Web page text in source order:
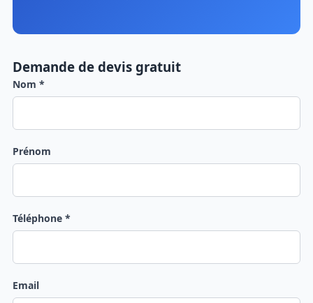
Demande de devis gratuit
Nom *
Prénom
Téléphone *
Email